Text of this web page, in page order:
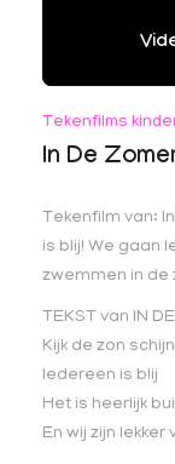
Tekenfilms
In De
Tekenfilm van:
is blij! We gaan
zwemmen in de
TEKST van IN
Kijk de zon
Iedereen is blij
Het is heerlijk
En wij zijn lekker